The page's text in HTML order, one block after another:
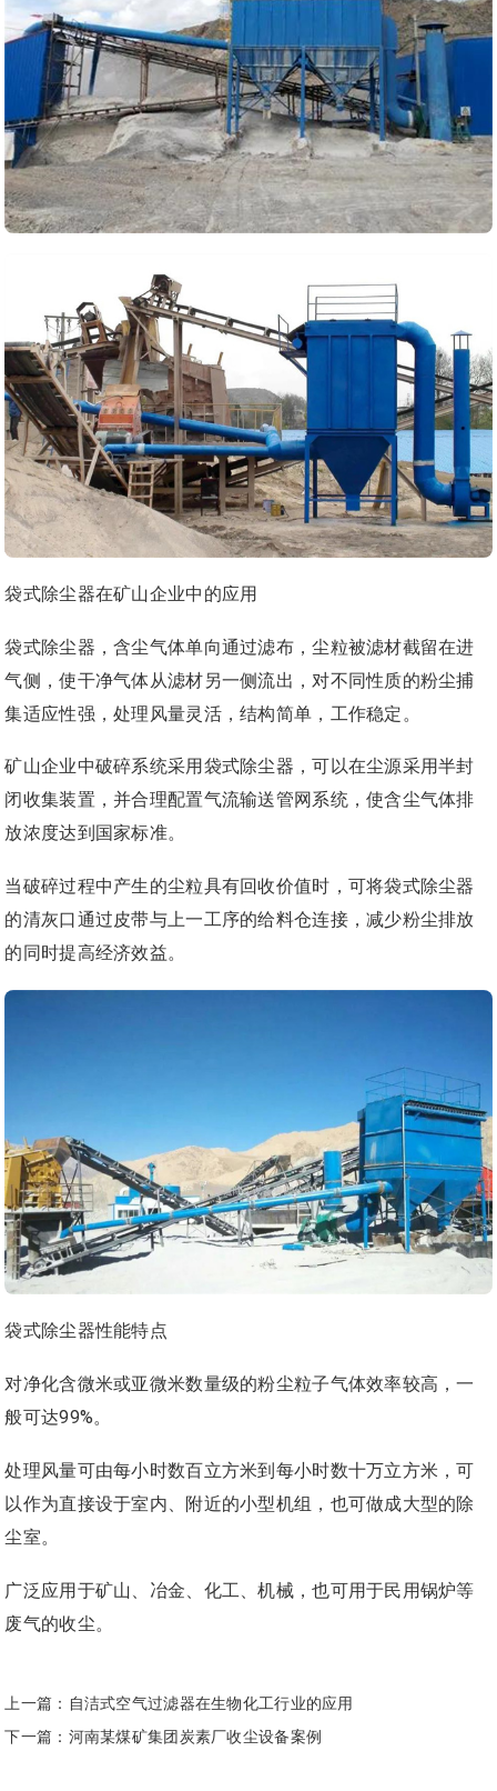
袋式除尘器在矿山企业中的应用
袋式除尘器，含尘气体单向通过滤布，尘粒被滤材截留在进
气侧，使干净气体从滤材另一侧流出，对不同性质的粉尘捕
集适应性强，处理风量灵活，结构简单，工作稳定。
矿山企业中破碎系统采用袋式除尘器，可以在尘源采用半封
闭收集装置，并合理配置气流输送管网系统，使含尘气体排
放浓度达到国家标准。
当破碎过程中产生的尘粒具有回收价值时，可将袋式除尘器
的清灰口通过皮带与上一工序的给料仓连接，减少粉尘排放
的同时提高经济效益。
袋式除尘器性能特点
对净化含微米或亚微米数量级的粉尘粒子气体效率较高，一
般可达99%。
处理风量可由每小时数百立方米到每小时数十万立方米，可
以作为直接设于室内、附近的小型机组，也可做成大型的除
尘室。
广泛应用于矿山、冶金、化工、机械，也可用于民用锅炉等
废气的收尘。
上一篇： 自洁式空气过滤器在生物化工行业的应用
下一篇： 河南某煤矿集团炭素厂收尘设备案例